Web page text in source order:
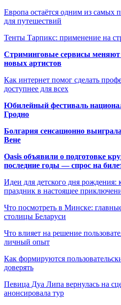
Европа остаётся одним из самых
для путешествий
Тенты Тарпикс: применение на
Стриминговые сервисы
новых артистов
Как интернет помог сделать
доступнее для всех
Юбилейный фестиваль
Гродно
Болгария сенсационно
Вене
Oasis объявили о подготовке
последние годы — спрос на
Идеи для детского дня рождения:
праздник в настоящее
Что посмотреть в Минске:
столицы Беларуси
Что влияет на решение
личный опыт
Как формируются
доверять
Певица Дуа Липа вернулась на
анонсировала тур